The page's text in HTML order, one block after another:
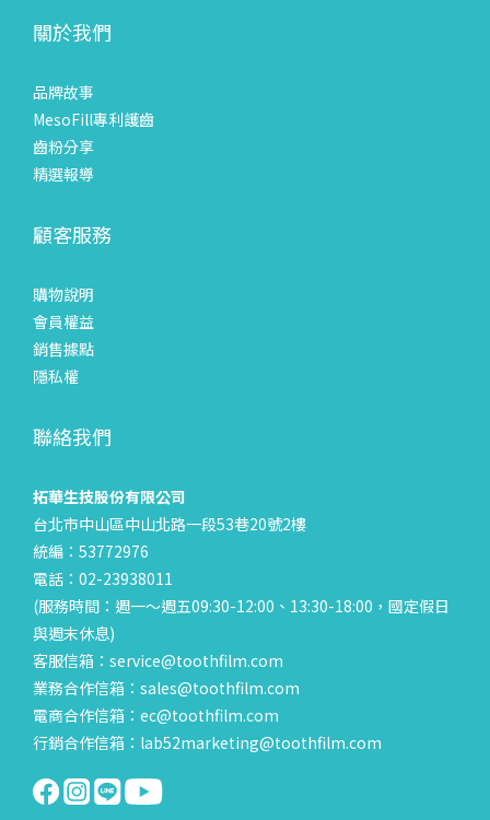
關於我們
品牌故事
MesoFill專利護齒
齒粉分享
精選報導
顧客服務
購物說明
會員權益
銷售據點
隱私權
聯絡我們
拓華生技股份有限公司
台北市中山區中山北路一段53巷20號2樓
統編：53772976
電話：02-23938011
(服務時間：週一～週五09:30-12:00、13:30-18:00，國定假日
與週末休息)
客服信箱：service@toothfilm.com
業務合作信箱：sales@toothfilm.com
電商合作信箱：ec@toothfilm.com
行銷合作信箱：lab52marketing@toothfilm.com